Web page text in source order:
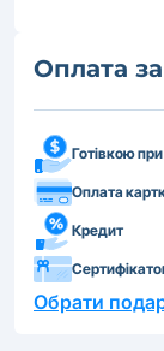
Оплата
Готівкою
Оплата
Кредит
Обрати